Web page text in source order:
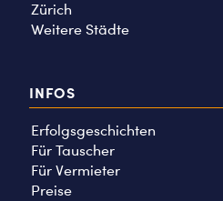
Zürich
Weitere Städte
INFOS
Erfolgsgeschichten
Für Tauscher
Für Vermieter
Preise